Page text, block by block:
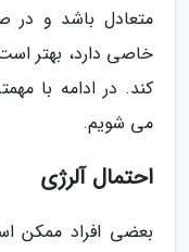
متعادل باشد و در
خاصی دارد، بهتر
کند. در ادامه با
می شویم.
احتمال آلرژی
بعضی افراد ممکن